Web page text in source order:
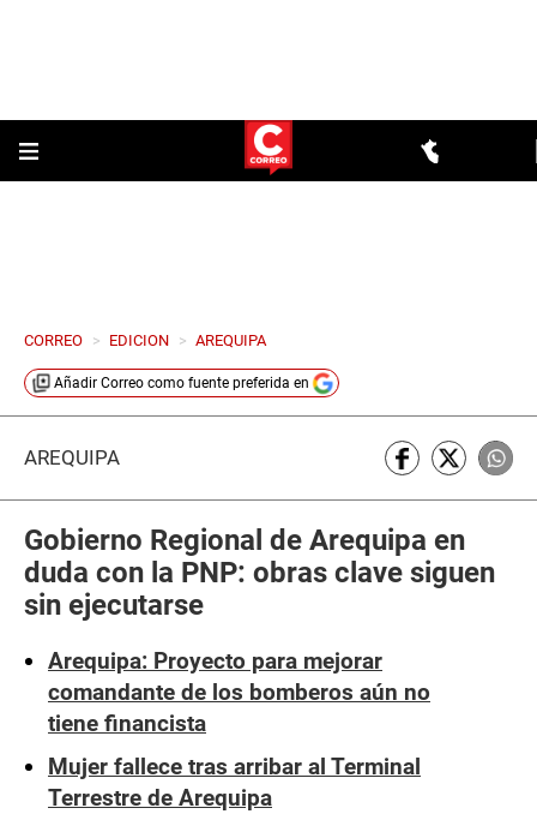
CORREO > EDICION > AREQUIPA
Añadir Correo como fuente preferida en
AREQUIPA
Gobierno Regional de Arequipa en
duda con la PNP: obras clave siguen
sin ejecutarse
Arequipa: Proyecto para mejorar
comandante de los bomberos aún no
tiene financista
Mujer fallece tras arribar al Terminal
Terrestre de Arequipa